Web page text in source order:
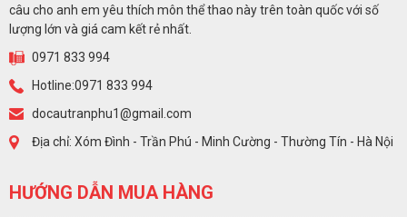
câu cho anh em yêu thích môn thể thao này trên toàn quốc với số
lượng lớn và giá cam kết rẻ nhất.
0971 833 994
Hotline:0971 833 994
docautranphu1@gmail.com
Địa chỉ: Xóm Đình - Trần Phú - Minh Cường - Thường Tín - Hà Nội
HƯỚNG DẪN MUA HÀNG